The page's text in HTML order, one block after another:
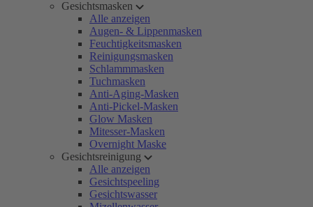
Gesichtsmasken
Alle anzeigen
Augen- & Lippenmasken
Feuchtigkeitsmasken
Reinigungsmasken
Schlammmasken
Tuchmasken
Anti-Aging-Masken
Anti-Pickel-Masken
Glow Masken
Mitesser-Masken
Overnight Maske
Gesichtsreinigung
Alle anzeigen
Gesichtspeeling
Gesichtswasser